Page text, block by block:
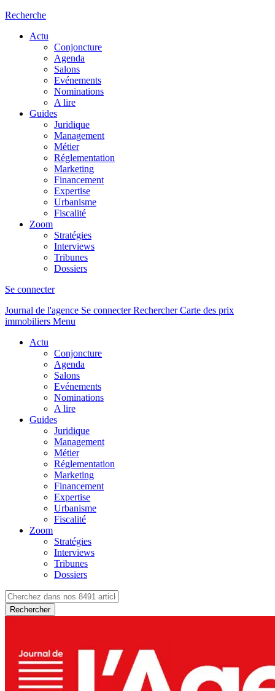
Recherche
Actu
Conjoncture
Agenda
Salons
Evénements
Nominations
A lire
Guides
Juridique
Management
Métier
Réglementation
Marketing
Financement
Expertise
Urbanisme
Fiscalité
Zoom
Stratégies
Interviews
Tribunes
Dossiers
Se connecter
Journal de l'agence Se connecterRechercher Carte des prix
immobiliers Menu
Actu
Conjoncture
Agenda
Salons
Evénements
Nominations
A lire
Guides
Juridique
Management
Métier
Réglementation
Marketing
Financement
Expertise
Urbanisme
Fiscalité
Zoom
Stratégies
Interviews
Tribunes
Dossiers
Rechercher